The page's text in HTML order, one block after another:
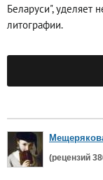
Беларуси", уделяет
литографии.
(рецензий